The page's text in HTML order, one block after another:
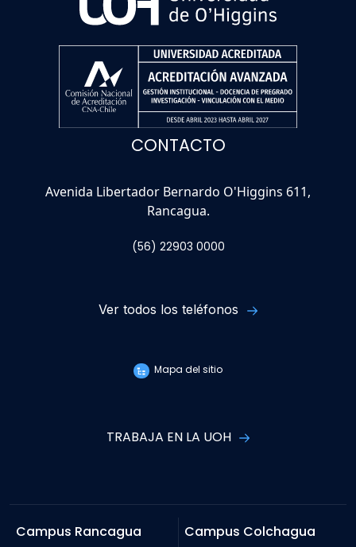
CONTACTO
Avenida Libertador Bernardo O'Higgins 611,
Rancagua.
(56) 22903 0000
Ver todos los teléfonos
Mapa del sitio
TRABAJA EN LA UOH
Campus Rancagua
Campus Colchagua